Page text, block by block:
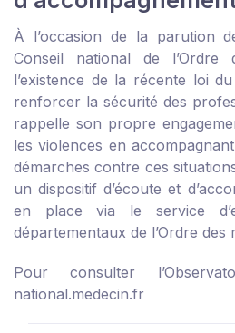
À l’occasion de la parution
Conseil national de l’Ordre
l’existence de la récente loi
renforcer la sécurité des
rappelle son propre
les violences en
démarches contre ces
un dispositif d’écoute et
en place via le service
départementaux de l’Ordre des
Pour consulter
national.medecin.fr